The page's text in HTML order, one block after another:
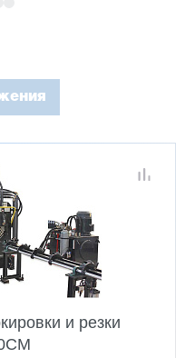
и резки